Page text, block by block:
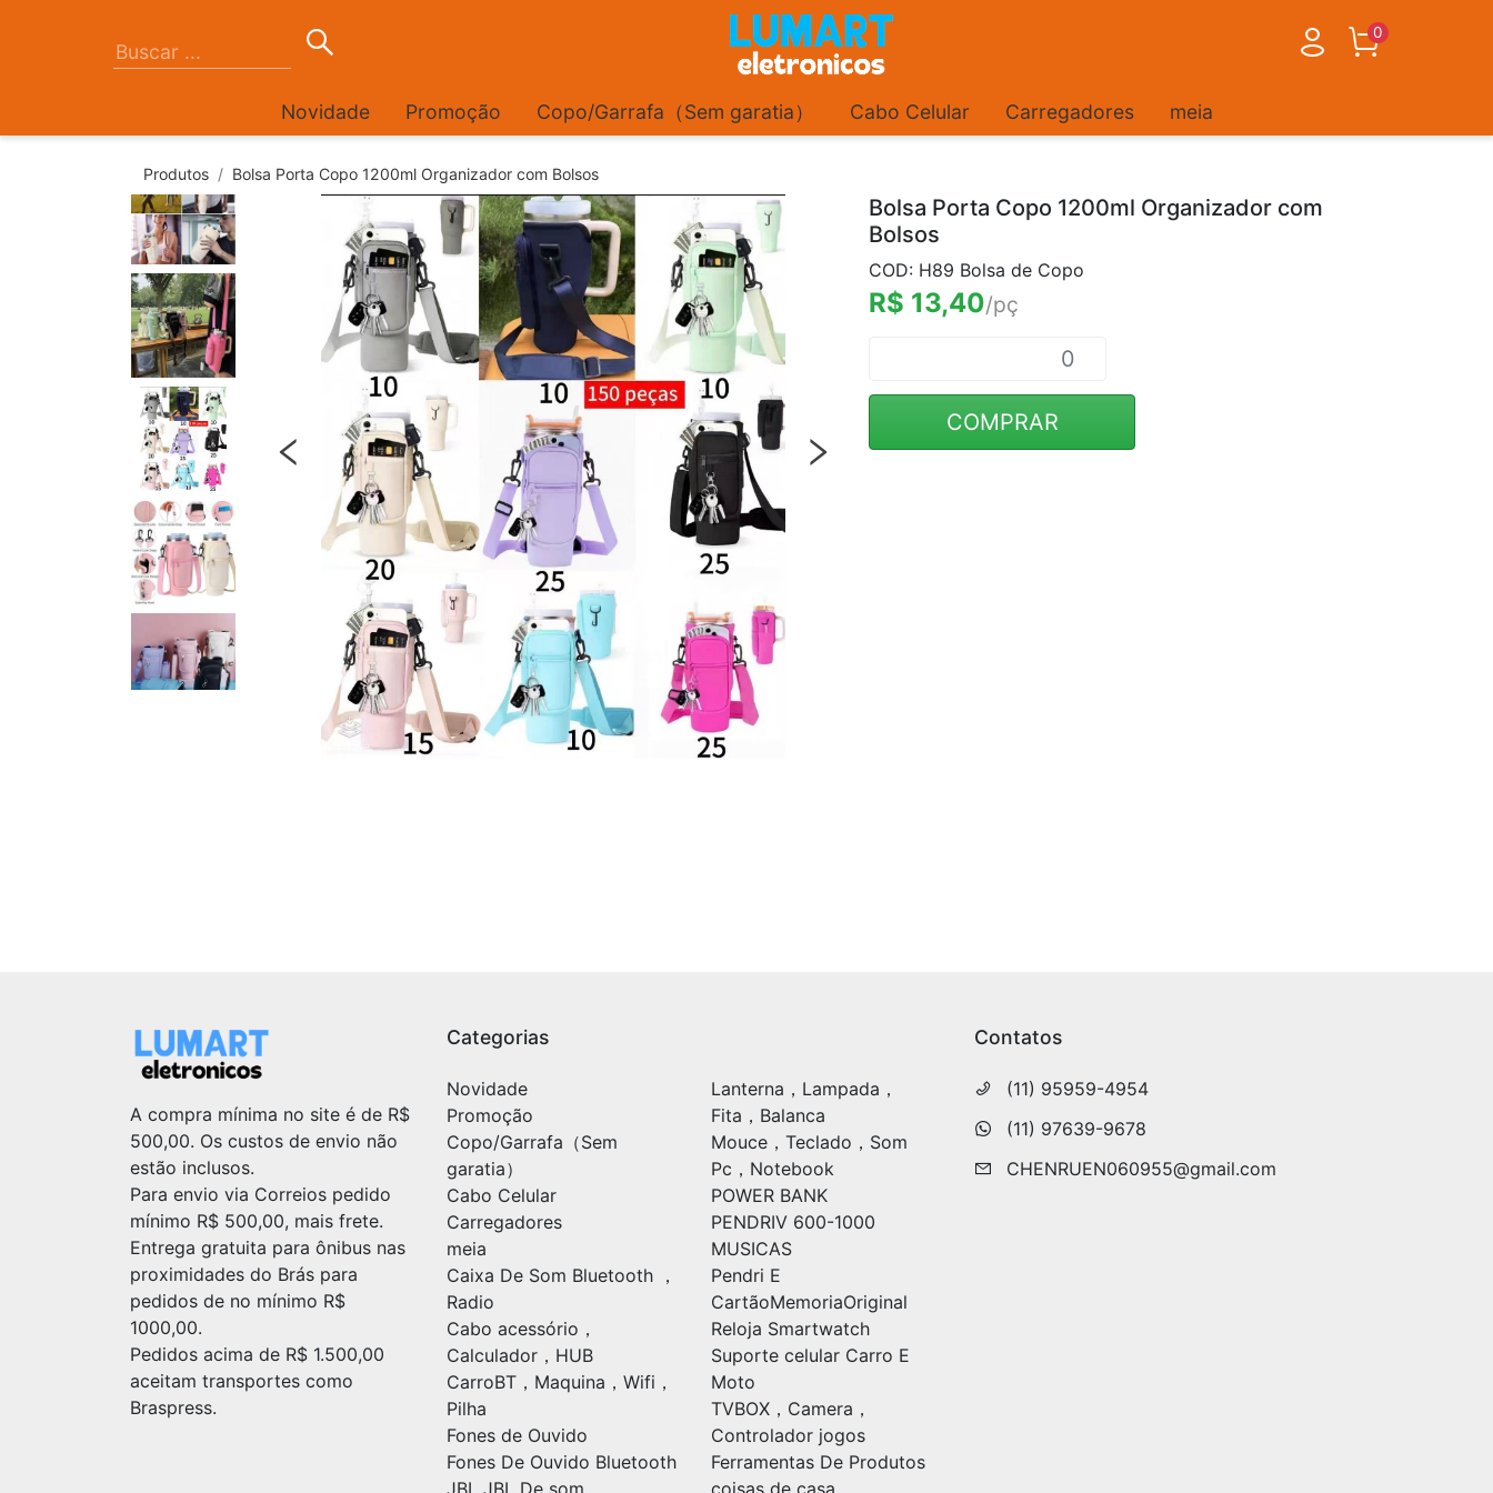
0
Novidade Promoção Copo/Garrafa（Sem garatia） Cabo Celular Carregadores meia
Produtos Bolsa Porta Copo 1200ml Organizador com Bolsos
Bolsa Porta Copo 1200ml Organizador com
Bolsos
COD: H89 Bolsa de Copo
R$ 13,40/pç
COMPRAR
A compra mínima no site é de R$
500,00. Os custos de envio não
estão inclusos.
Para envio via Correios pedido
mínimo R$ 500,00, mais frete.
Entrega gratuita para ônibus nas
proximidades do Brás para
pedidos de no mínimo R$
1000,00.
Pedidos acima de R$ 1.500,00
aceitam transportes como
Braspress.
Categorias
Novidade
Promoção
Copo/Garrafa（Sem
garatia）
Cabo Celular
Carregadores
meia
Caixa De Som Bluetooth ，
Radio
Cabo acessório，
Calculador，HUB
CarroBT，Maquina，Wifi，
Pilha
Fones de Ouvido
Fones De Ouvido Bluetooth
JBL JBL De som
Lanterna，Lampada，
Fita，Balanca
Mouce，Teclado，Som
Pc，Notebook
POWER BANK
PENDRIV 600-1000
MUSICAS
Pendri E
CartãoMemoriaOriginal
Reloja Smartwatch
Suporte celular Carro E
Moto
TVBOX，Camera，
Controlador jogos
Ferramentas De Produtos
coisas de casa
Contatos
(11) 95959-4954
(11) 97639-9678
CHENRUEN060955@gmail.com